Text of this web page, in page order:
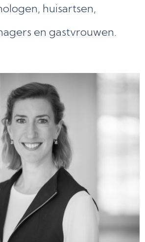
huisartsen,
en gastvrouwen.